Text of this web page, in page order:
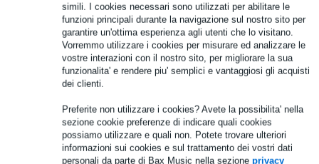
simili. I cookies necessari sono utilizzati per abilitare le
funzioni principali durante la navigazione sul nostro sito per
garantire un'ottima esperienza agli utenti che lo visitano.
Vorremmo utilizzare i cookies per misurare ed analizzare le
vostre interazioni con il nostro sito, per migliorare la sua
funzionalita' e rendere piu' semplici e vantaggiosi gli acquisti
dei clienti.
Preferite non utilizzare i cookies? Avete la possibilita' nella
sezione cookie preferenze di indicare quali cookies
possiamo utilizzare e quali non. Potete trovare ulteriori
informazioni sui cookies e sul trattamento dei vostri dati
personali da parte di Bax Music nella sezione privacy
Vedi anche (1)